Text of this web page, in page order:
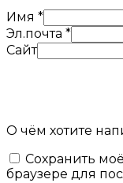
Имя *
Эл.почта *
Сайт
О чём хотите
Сохранить
браузере для